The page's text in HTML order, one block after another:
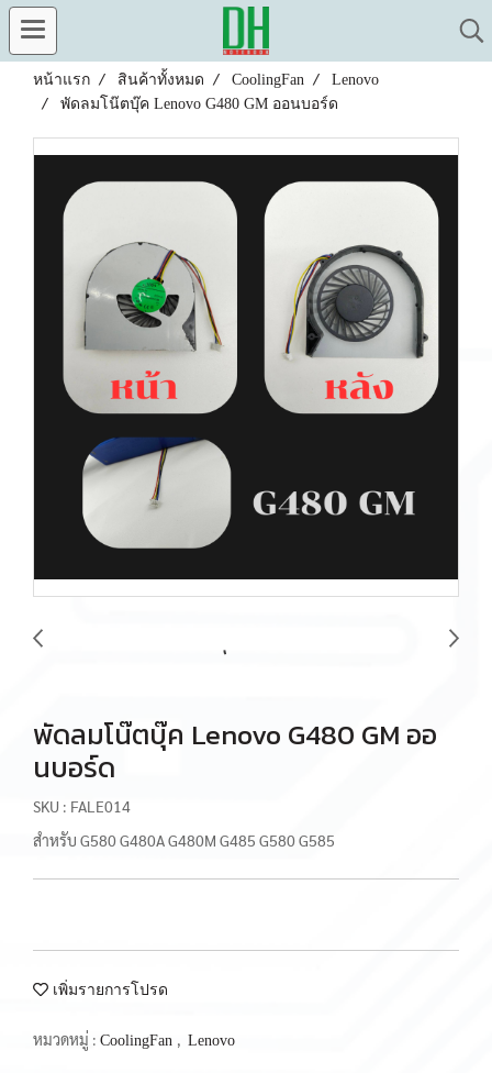
หน้าแรก สินค้าทั้งหมด CoolingFan
Lenovo
พัดลมโน๊ตบุ๊ค Lenovo G480 GM ออนบอร์ด
พัดลมโน๊ตบุ๊ค Lenovo G480 GM ออ
นบอร์ด
SKU : FALE014
สำหรับ G580 G480A G480M G485 G580 G585
เพิ่มรายการโปรด
หมวดหมู่ : CoolingFan , Lenovo